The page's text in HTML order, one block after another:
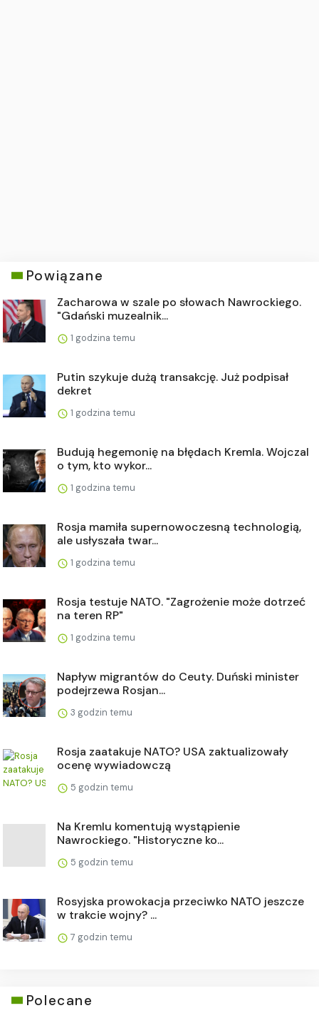
Powiązane
Zacharowa w szale po słowach Nawrockiego.
"Gdański muzealnik...
1 godzina temu
Putin szykuje dużą transakcję. Już podpisał
dekret
1 godzina temu
Budują hegemonię na błędach Kremla. Wojczal
o tym, kto wykor...
1 godzina temu
Rosja mamiła supernowoczesną technologią,
ale usłyszała twar...
1 godzina temu
Rosja testuje NATO. "Zagrożenie może dotrzeć
na teren RP"
1 godzina temu
Napływ migrantów do Ceuty. Duński minister
podejrzewa Rosjan...
3 godzin temu
Rosja zaatakuje NATO? USA zaktualizowały
ocenę wywiadowczą
5 godzin temu
Na Kremlu komentują wystąpienie
Nawrockiego. "Historyczne ko...
5 godzin temu
Rosyjska prowokacja przeciwko NATO jeszcze
w trakcie wojny? ...
7 godzin temu
Polecane